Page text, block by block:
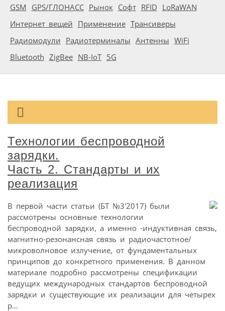
GSM GPS/ГЛОНАСС Рынок Софт RFID LoRaWAN
Интернет вещей Применение Трансиверы
Радиомодули Радиотерминалы Антенны WiFi
Bluetooth ZigBee NB-IoT 5G
Технологии беспроводной
зарядки.
Часть 2. Стандарты и их
реализация
В первой части статьи (БТ №3'2017) были
рассмотрены основные технологии
беспроводной зарядки, а именно -индуктивная связь,
магнитно-резонансная связь и радиочастотное/
микроволновое излучение, от фундаментальных
принципов до конкретного применения. В данном
материале подробно рассмотрены спецификации
ведущих международных стандартов беспроводной
зарядки и существующие их реализации для четырех
р...